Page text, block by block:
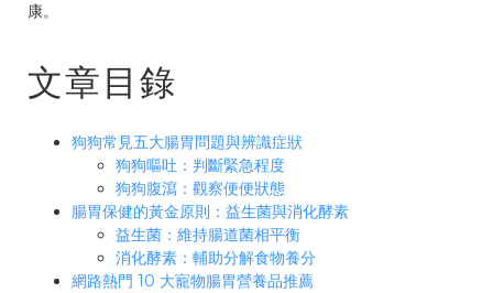
康。
文章目錄
狗狗常見五大腸胃問題與辨識症狀
狗狗嘔吐：判斷緊急程度
狗狗腹瀉：觀察便便狀態
腸胃保健的黃金原則：益生菌與消化酵素
益生菌：維持腸道菌相平衡
消化酵素：輔助分解食物養分
網路熱門 10 大寵物腸胃營養品推薦